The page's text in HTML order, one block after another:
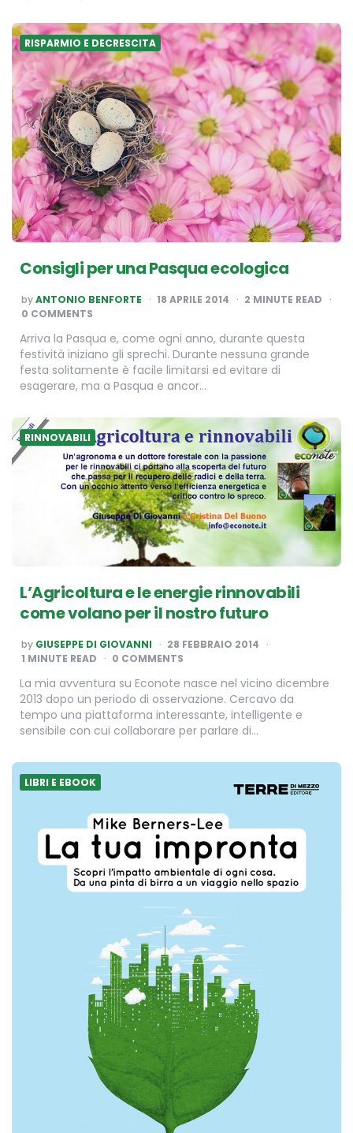
RISPARMIO E DECRESCITA
Consigli per una Pasqua ecologica
POSTED
BY
byANTONIO BENFORTE 18 APRILE 2014 2 MINUTE READ
0 COMMENTS
Arriva la Pasqua e, come ogni anno, durante questa
festività iniziano gli sprechi. Durante nessuna grande
festa solitamente è facile limitarsi ed evitare di
esagerare, ma a Pasqua e ancor…
RINNOVABILI
L’Agricoltura e le energie rinnovabili
come volano per il nostro futuro
POSTED
BY
by GIUSEPPE DI GIOVANNI
28 FEBBRAIO 2014
1 MINUTE READ 0 COMMENTS
La mia avventura su Econote nasce nel vicino dicembre
2013 dopo un periodo di osservazione. Cercavo da
tempo una piattaforma interessante, intelligente e
sensibile con cui collaborare per parlare di…
LIBRI E EBOOK